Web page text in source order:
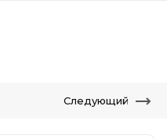
Следующий